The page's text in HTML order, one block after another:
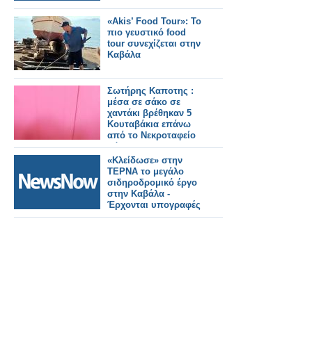
«Akis’ Food Tour»: Το
πιο γευστικό food
tour συνεχίζεται στην
Καβάλα
Σωτήρης Καποτης :
μέσα σε σάκο σε
χαντάκι βρέθηκαν 5
Κουταβάκια επάνω
από το Νεκροταφείο
Βόνιτσας
«Κλείδωσε» στην
ΤΕΡΝΑ το μεγάλο
σιδηροδρομικό έργο
στην Καβάλα -
Έρχονται υπογραφές